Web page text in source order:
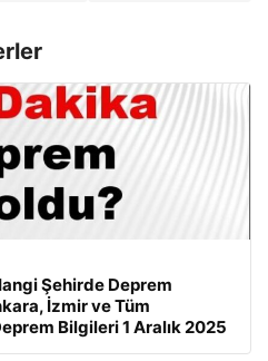
Şehirde Deprem
İzmir ve Tüm
Bilgileri 1 Aralık 2025